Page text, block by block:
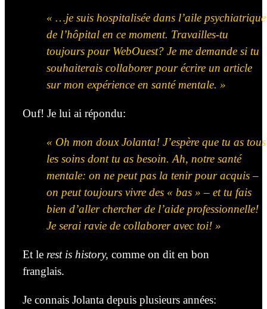
« …je suis hospitalisée dans l’aile psychiatrique
de l’hôpital en ce moment. Travailles-tu
toujours pour WebOuest? Je me demande si tu
souhaiterais collaborer pour écrire un article
sur mon expérience en santé mentale. »
Ouf! Je lui ai répondu:
« Oh mon doux Jolanta! J’espère que tu as tous
les soins dont tu as besoin. Ah, notre santé
mentale: on ne peut pas la tenir pour acquis –
on peut toujours vivre des « bas » – et tu fais
bien d’aller chercher de l’aide professionnelle!
Je serai ravie de collaborer avec toi! »
Et le rest is history, comme on dit en bon
franglais.
Je connais Jolanta depuis plusieurs années: